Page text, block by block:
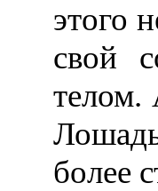
этого
свой
телом.
более